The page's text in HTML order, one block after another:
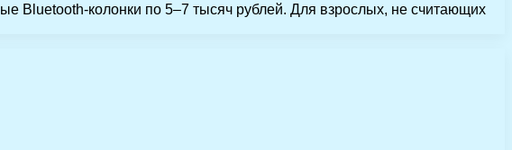
Bluetooth-колонки по 5–7 тысяч рублей. Для взрослых, не считающих